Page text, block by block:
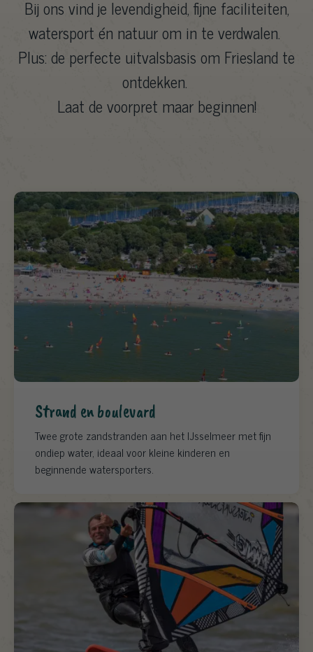
Bij ons vind je levendigheid, fijne faciliteiten,
watersport én natuur om in te verdwalen.
Plus: de perfecte uitvalsbasis om Friesland te
ontdekken.
Laat de voorpret maar beginnen!
Strand en boulevard
Twee grote zandstranden aan het IJsselmeer met fijn
ondiep water, ideaal voor kleine kinderen en
beginnende watersporters.